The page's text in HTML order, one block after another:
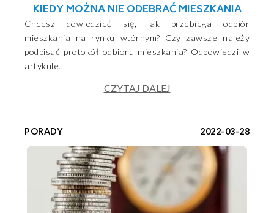
KIEDY MOŻNA NIE ODEBRAĆ MIESZKANIA
Chcesz dowiedzieć się, jak przebiega odbiór
mieszkania na rynku wtórnym? Czy zawsze należy
podpisać protokół odbioru mieszkania? Odpowiedzi w
artykule.
CZYTAJ DALEJ
PORADY 2022-03-28